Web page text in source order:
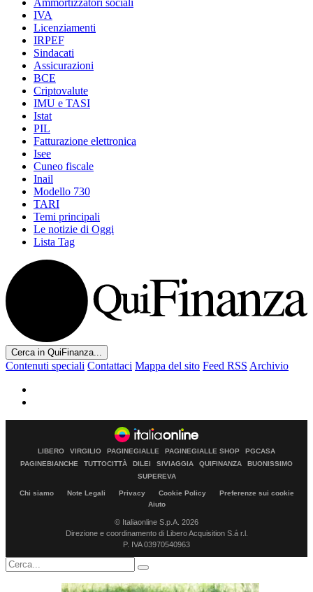
IVA
Licenziamenti
IRPEF
Sindacati
Assicurazioni
BCE
Criptovalute
IMU e TASI
Istat
PIL
Fatturazione elettronica
Isee
Cuneo fiscale
Inail
Modello 730
TARI
Temi principali
Le notizie di Oggi
Lista Tag
Cerca in QuiFinanza...
Contenuti speciali Contattaci Mappa del sito Feed RSS Archivio
LIBERO VIRGILIO PAGINEGIALLE PAGINEGIALLE SHOP
PGCASA
PAGINEBIANCHE
TUTTOCITTÀ DILEI SIVIAGGIA QUIFINANZA
BUONISSIMO
SUPEREVA
Chi siamo Note Legali Privacy Cookie Policy
Preferenze sui cookie
Aiuto
© Italiaonline S.p.A. 2026
Direzione e coordinamento di Libero Acquisition S.á r.l.
P. IVA 03970540963